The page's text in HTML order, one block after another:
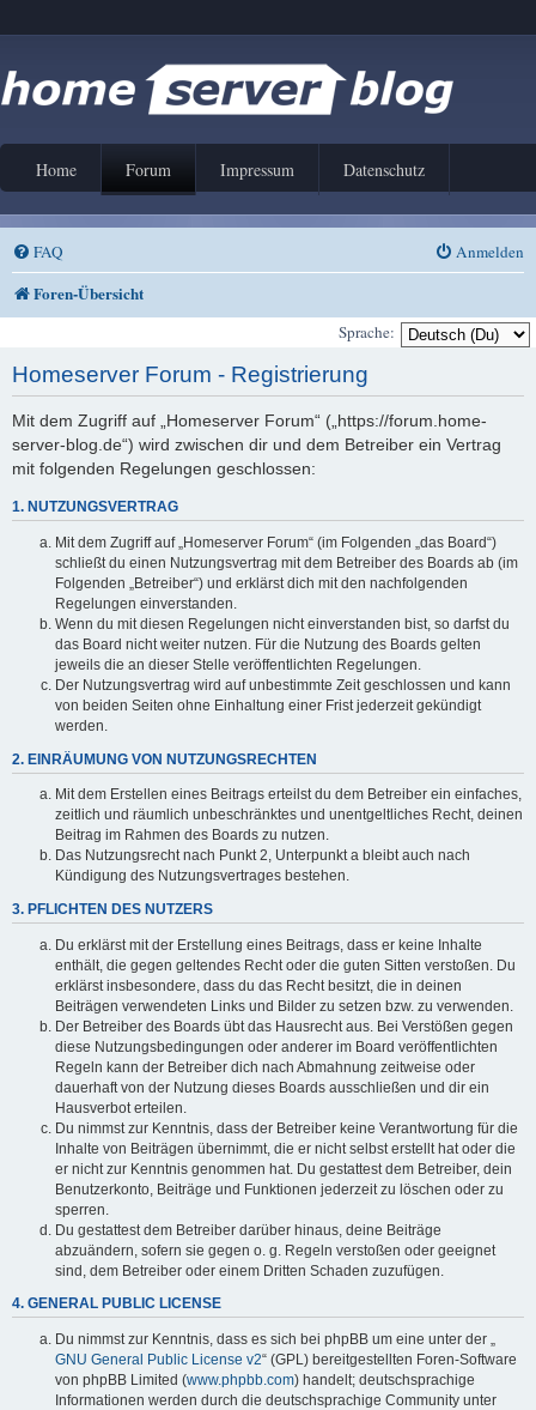
Home Forum Impressum Datenschutz
FAQ Anmelden
Foren-Übersicht
Sprache:
Homeserver Forum - Registrierung
Mit dem Zugriff auf „Homeserver Forum“ („https://forum.home-
server-blog.de“) wird zwischen dir und dem Betreiber ein Vertrag
mit folgenden Regelungen geschlossen:
1. NUTZUNGSVERTRAG
Mit dem Zugriff auf „Homeserver Forum“ (im Folgenden „das Board“)
schließt du einen Nutzungsvertrag mit dem Betreiber des Boards ab (im
Folgenden „Betreiber“) und erklärst dich mit den nachfolgenden
Regelungen einverstanden.
Wenn du mit diesen Regelungen nicht einverstanden bist, so darfst du
das Board nicht weiter nutzen. Für die Nutzung des Boards gelten
jeweils die an dieser Stelle veröffentlichten Regelungen.
Der Nutzungsvertrag wird auf unbestimmte Zeit geschlossen und kann
von beiden Seiten ohne Einhaltung einer Frist jederzeit gekündigt
werden.
2. EINRÄUMUNG VON NUTZUNGSRECHTEN
Mit dem Erstellen eines Beitrags erteilst du dem Betreiber ein einfaches,
zeitlich und räumlich unbeschränktes und unentgeltliches Recht, deinen
Beitrag im Rahmen des Boards zu nutzen.
Das Nutzungsrecht nach Punkt 2, Unterpunkt a bleibt auch nach
Kündigung des Nutzungsvertrages bestehen.
3. PFLICHTEN DES NUTZERS
Du erklärst mit der Erstellung eines Beitrags, dass er keine Inhalte
enthält, die gegen geltendes Recht oder die guten Sitten verstoßen. Du
erklärst insbesondere, dass du das Recht besitzt, die in deinen
Beiträgen verwendeten Links und Bilder zu setzen bzw. zu verwenden.
Der Betreiber des Boards übt das Hausrecht aus. Bei Verstößen gegen
diese Nutzungsbedingungen oder anderer im Board veröffentlichten
Regeln kann der Betreiber dich nach Abmahnung zeitweise oder
dauerhaft von der Nutzung dieses Boards ausschließen und dir ein
Hausverbot erteilen.
Du nimmst zur Kenntnis, dass der Betreiber keine Verantwortung für die
Inhalte von Beiträgen übernimmt, die er nicht selbst erstellt hat oder die
er nicht zur Kenntnis genommen hat. Du gestattest dem Betreiber, dein
Benutzerkonto, Beiträge und Funktionen jederzeit zu löschen oder zu
sperren.
Du gestattest dem Betreiber darüber hinaus, deine Beiträge
abzuändern, sofern sie gegen o. g. Regeln verstoßen oder geeignet
sind, dem Betreiber oder einem Dritten Schaden zuzufügen.
4. GENERAL PUBLIC LICENSE
Du nimmst zur Kenntnis, dass es sich bei phpBB um eine unter der „
GNU General Public License v2“ (GPL) bereitgestellten Foren-Software
von phpBB Limited (www.phpbb.com) handelt; deutschsprachige
Informationen werden durch die deutschsprachige Community unter